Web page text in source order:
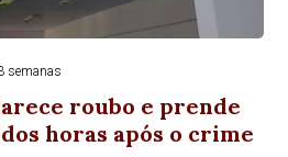
semanas
roubo e prende
horas após o crime